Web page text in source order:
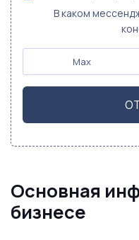
В каком
Max
Основная
бизнесе